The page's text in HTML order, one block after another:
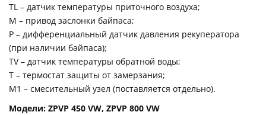
TL – датчик температуры приточного воздуха;
М – привод заслонки байпаса;
P – дифференциальный датчик давления рекуператора
(при наличии байпаса);
TV – датчик температуры обратной воды;
T – термостат защиты от замерзания;
М1 – смесительный узел (поставляется отдельно).
Модели: ZPVP 450 VW, ZPVP 800 VW